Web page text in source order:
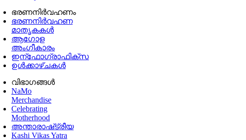
ഭരണനിര്‍വഹണം
ഭരണനിര്‍വഹണ
മാതൃകകൾ
ആഗോള
അംഗീകാരം
ഇന്ഫോഗ്രാഫിക്സ
ഉള്‍ക്കാഴ്‌ചകൾ
വിഭാഗങ്ങൾ
NaMo
Merchandise
Celebrating
Motherhood
അന്താരാഷ്‌ട്രീയ
Kashi Vikas Yatra